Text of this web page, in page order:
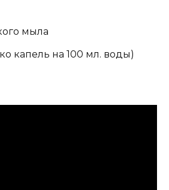
мыла
капель на 100 мл. воды)